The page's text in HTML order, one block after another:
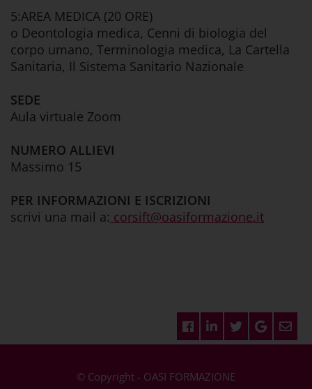
5:AREA MEDICA (20 ORE)
o Deontologia medica, Cenni di biologia del
corpo umano, Terminologia medica, La Cartella
Sanitaria, Il Sistema Sanitario Nazionale
SEDE
Aula virtuale Zoom
NUMERO ALLIEVI
Massimo 15
PER INFORMAZIONI E ISCRIZIONI
scrivi una mail a: corsift@oasiformazione.it
© Copyright - OASI FORMAZIONE